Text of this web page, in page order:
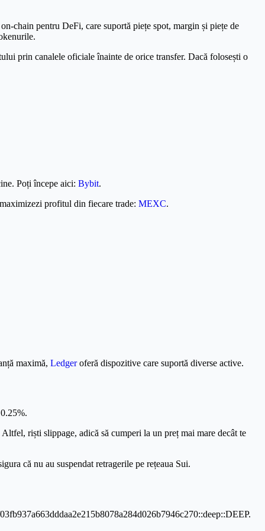
chain pentru DeFi, care suportă piețe spot, margin și piețe de
prin canalele oficiale înainte de orice transfer. Dacă folosești o
Poți începe aici: Bybit.
profitul din fiecare trade: MEXC.
maximă, Ledgeroferă dispozitive care suportă diverse active.
riști slippage, adică să cumperi la un preț mai mare decât te
că nu au suspendat retragerile pe rețeaua Sui.